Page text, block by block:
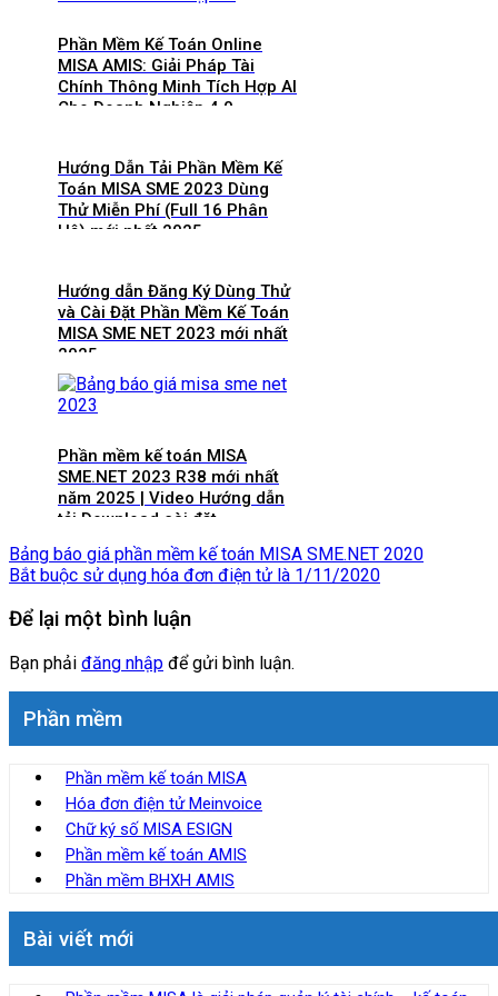
Phần Mềm Kế Toán Online
MISA AMIS: Giải Pháp Tài
Chính Thông Minh Tích Hợp AI
Cho Doanh Nghiệp 4.0
Hướng Dẫn Tải Phần Mềm Kế
Toán MISA SME 2023 Dùng
Thử Miễn Phí (Full 16 Phân
Hệ) mới nhất 2025
Hướng dẫn Đăng Ký Dùng Thử
và Cài Đặt Phần Mềm Kế Toán
MISA SME NET 2023 mới nhất
2025
Phần mềm kế toán MISA
SME.NET 2023 R38 mới nhất
năm 2025 | Video Hướng dẫn
tải Download cài đặt
Bảng báo giá phần mềm kế toán MISA SME.NET 2020
Bắt buộc sử dụng hóa đơn điện tử là 1/11/2020
Để lại một bình luận
Bạn phải đăng nhập để gửi bình luận.
Phần mềm
Phần mềm kế toán MISA
Hóa đơn điện tử Meinvoice
Chữ ký số MISA ESIGN
Phần mềm kế toán AMIS
Phần mềm BHXH AMIS
Bài viết mới